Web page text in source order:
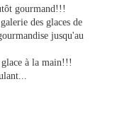
gourmand!!!
des glaces de
jusqu'au
glace à la main!!!